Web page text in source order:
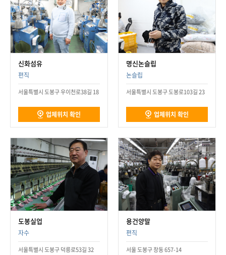
신화섬유
편직
서울특별시 도봉구 우이천로38길 18
업체위치 확인
명신논슬립
논슬립
서울특별시 도봉구 도봉로103길 23
업체위치 확인
도봉실업
자수
서울특별시 도봉구 덕릉로53길 32
용건양말
편직
서울 도봉구 창동 657-14